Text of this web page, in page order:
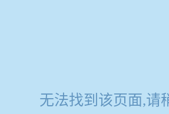
无法找到该页面,请